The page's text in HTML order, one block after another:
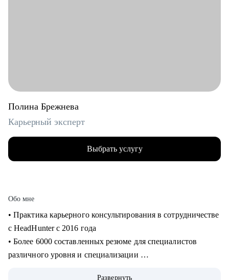
Полина Брежнева
Карьерный эксперт
Выбрать услугу
Обо мне
• Практика карьерного консультирования в сотрудничестве
с HeadHunter с 2016 года
• Более 6000 составленных резюме для специалистов
различного уровня и специализации
Развернуть